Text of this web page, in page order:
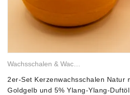
2er-Set Kerzenwachsschalen Natur
Goldgelb und 5% Ylang-Ylang-Duftöl